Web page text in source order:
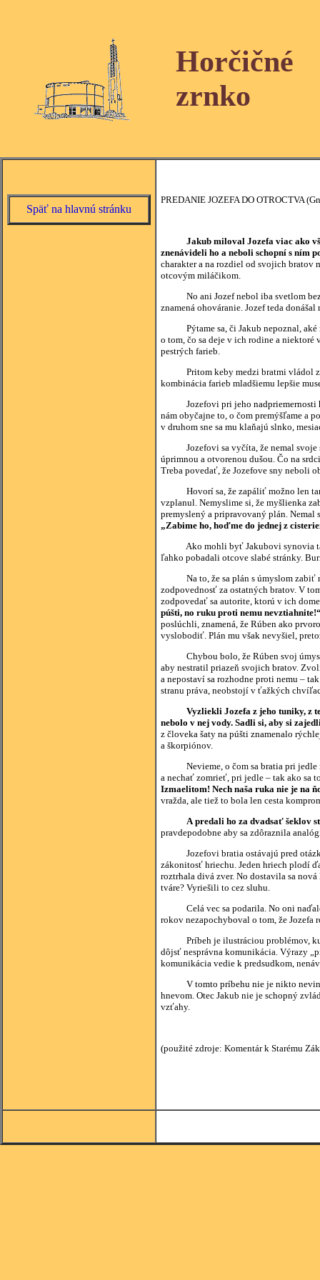
Horčičné
zrnko
Späť na hlavnú stránku
PREDANIE JOZEFA DO OTROCTVA
Jakub miloval Jozefa viac ako
znenávideli ho a neboli schopní s ním
charakter a na rozdiel od svojich bratov
otcovým miláčikom.
No ani Jozef nebol iba svetlom bez
znamená ohováranie. Jozef teda
Pýtame sa, či Jakub nepoznal, aké
o tom, čo sa deje v ich rodine a
pestrých farieb.
Pritom keby medzi bratmi vládol
kombinácia farieb mladšiemu lepšie
Jozefovi pri jeho nadpriemernosti
nám obyčajne to, o čom premýšľame a
v druhom sne sa mu klaňajú slnko,
Jozefovi sa vyčíta, že nemal svoje
úprimnou a otvorenou dušou. Čo na
Treba povedať, že Jozefove sny neboli
Hovorí sa, že zapáliť možno len tam,
vzplanul. Nemyslime si, že myšlienka
premyslený a pripravovaný plán.
„Zabime ho, hoďme do jednej z
Ako mohli byť Jakubovi synovia
ľahko pobadali otcove slabé stránky.
Na to, že sa plán s úmyslom zabiť
zodpovednosť za ostatných bratov. V
zodpovedať sa autorite, ktorú v ich
púšti, no ruku proti nemu
poslúchli, znamená, že Rúben ako
vyslobodiť. Plán mu však nevyšiel,
Chybou bolo, že Rúben svoj úmysel
aby nestratil priazeň svojich bratov.
a nepostaví sa rozhodne proti nemu –
stranu práva, neobstojí v ťažkých
Vyzliekli Jozefa z jeho tuniky, z
nebolo v nej vody. Sadli si, aby si
z človeka šaty na púšti znamenalo
a škorpiónov.
Nevieme, o čom sa bratia pri jedle
a nechať zomrieť, pri jedle – tak ako sa
Izmaelitom! Nech naša ruka nie je na
vražda, ale tiež to bola len cesta
A predali ho za dvadsať šeklov
pravdepodobne aby sa zdôraznila
Jozefovi bratia ostávajú pred
zákonitosť hriechu. Jeden hriech plodí
roztrhala divá zver. No dostavila sa
tváre? Vyriešili to cez sluhu.
Celá vec sa podarila. No oni naďalej
rokov nezapochyboval o tom, že Jozefa
Príbeh je ilustráciou problémov, ku
dôjsť nesprávna komunikácia. Výrazy
komunikácia vedie k predsudkom,
V tomto príbehu nie je nikto nevinný.
hnevom. Otec Jakub nie je schopný
vzťahy.
(použité zdroje: Komentár k Starému